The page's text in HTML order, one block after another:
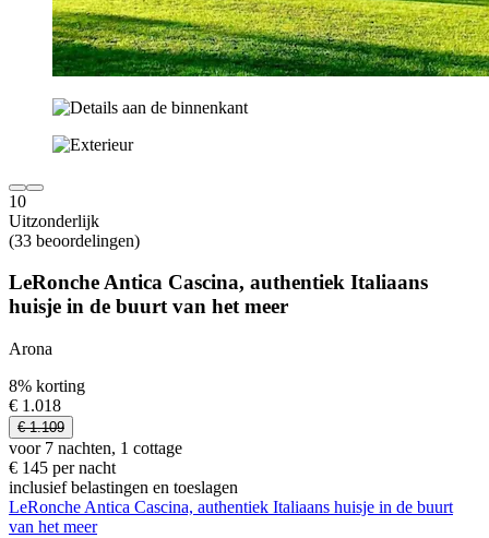
10
Uitzonderlijk
(33 beoordelingen)
LeRonche Antica Cascina, authentiek Italiaans
huisje in de buurt van het meer
Arona
8% korting
€ 1.018
€ 1.109
voor 7 nachten, 1 cottage
€ 145 per nacht
inclusief belastingen en toeslagen
LeRonche Antica Cascina, authentiek Italiaans huisje in de buurt
van het meer